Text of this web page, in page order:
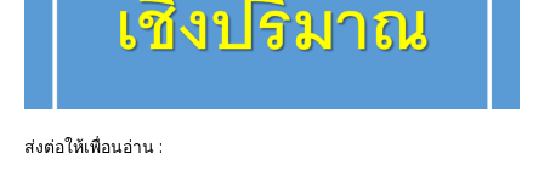
ส่งต่อให้เพื่อนอ่าน :